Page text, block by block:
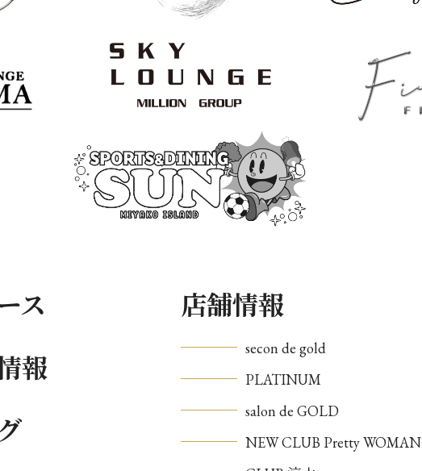
ス
報
店舗情報
secon de gold
PLATINUM
salon de GOLD
NEW CLUB Pretty WOMAN